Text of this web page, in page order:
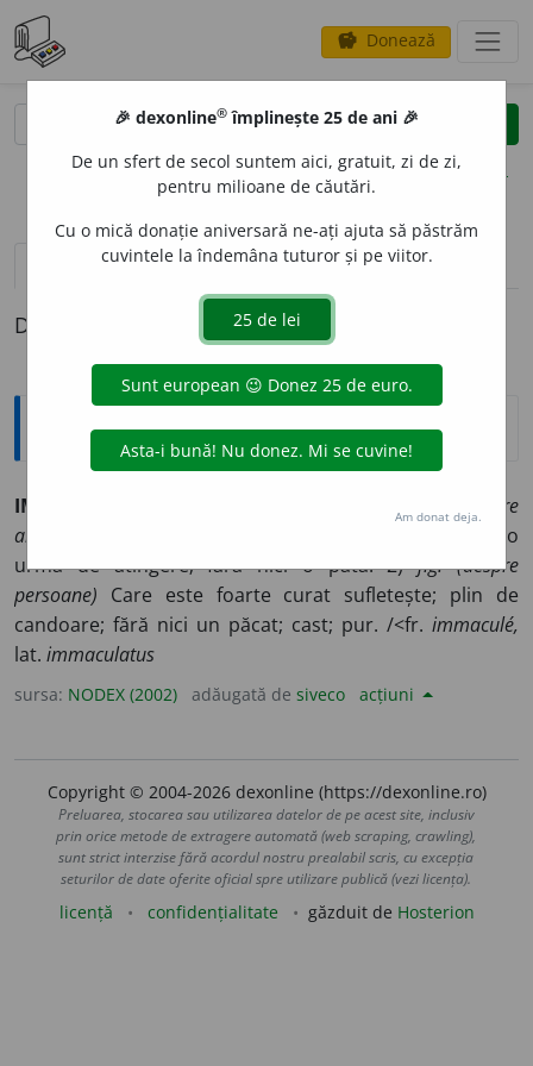
savings Donează
clear
opțiuni
definiții (1) pronunțievolume_up (16)
Definiția cu ID-ul 338076:
Explicative DEX
IMACUL
(despre obiecte de culoare
albă)
Care este de o albeață perfectă; care nu are nici o
urmă de atingere; fără nici o pată. 2)fig. (despre
persoane) Care este foarte curat sufletește; plin de
candoare; fără nici un păcat; cast; pur. /<fr. immaculé,
lat. immaculatus
sursa: NODEX (2002) adăugată de siveco acțiuni
Copyright © 2004-2026 dexonline (https://dexonline.ro)
Preluarea, stocarea sau utilizarea datelor de pe acest site, inclusiv
prin orice metode de extragere automată (web scraping, crawling),
sunt strict interzise fără acordul nostru prealabil scris, cu excepția
seturilor de date oferite oficial spre utilizare publică (vezi licența).
licență confidențialitate găzduit de Hosterion
🎉 dexonline® împlinește 25 de ani 🎉
De un sfert de secol suntem aici, gratuit, zi de zi,
pentru milioane de căutări.
Cu o mică donație aniversară ne-ați ajuta să păstrăm
cuvintele la îndemâna tuturor și pe viitor.
Am donat deja.